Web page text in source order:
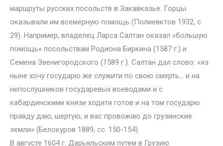
маршруты русских посольств в Закавказье. Горцы
оказывали им всемерную помощь (Полиевктов 1932, с.
29). Например, владелец Ларса Салтан оказал «большую
помощь» посольствам Родиона Биркина (1587 г.) и
Семена Звенигородского (1589 г.). Салтан дал слово: «яз
ныне хочу государю же служити по свою смерть… и на
непослушников государевых воеводами и с
кабардинскими князи ходити готов и на том государю
правду даю, шертую, и вас провожаю до грузинские
земли» (Белокуров 1889, сс. 150-154).
В августе 1604 г. Дарьяльским путем в Грузию